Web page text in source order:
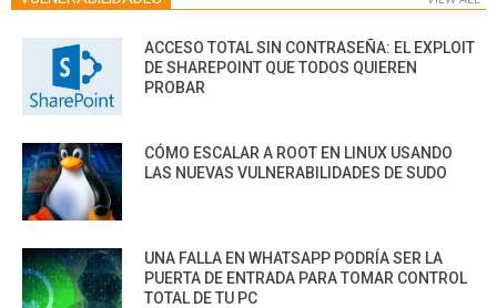
ACCESO TOTAL SIN CONTRASEÑA: EL EXPLOIT
DE SHAREPOINT QUE TODOS QUIEREN
PROBAR
CÓMO ESCALAR A ROOT EN LINUX USANDO
LAS NUEVAS VULNERABILIDADES DE SUDO
UNA FALLA EN WHATSAPP PODRÍA SER LA
PUERTA DE ENTRADA PARA TOMAR CONTROL
TOTAL DE TU PC